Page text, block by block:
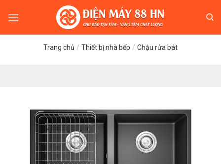
Trang chủ / Thiết bị nhà bếp / Chậu rửa bát